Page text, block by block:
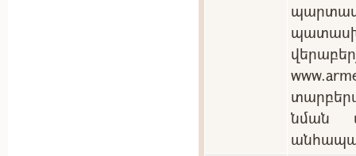
նման